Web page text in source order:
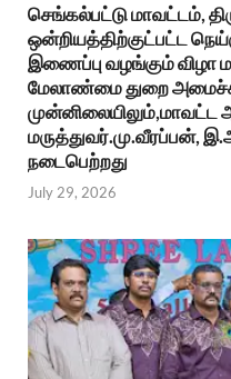
செங்கல்பட்டு மாவட்டம்,
ஒன்றியத்திற்குட்பட்ட
இணைப்பு வழங்கும் விழா
மேலாண்மை துறை
முன்னிலையிலும்,மாவட்ட
மருத்துவர்.மு.வீரப்பன்,
நடைபெற்றது
July 29, 2026